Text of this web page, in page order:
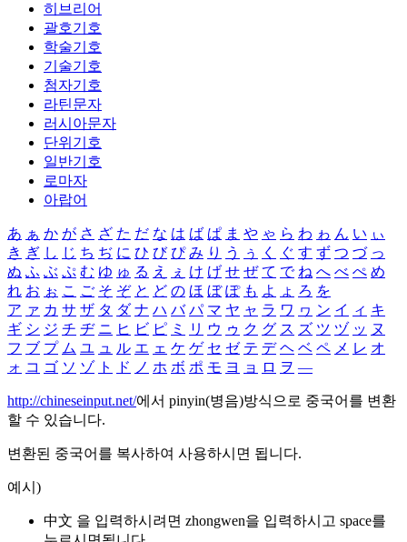
히브리어
괄호기호
학술기호
기술기호
첨자기호
라틴문자
러시아문자
단위기호
일반기호
로마자
아랍어
あ ぁ か が さ ざ た だ な は ば ぱ ま や ゃ ら わ ゎ ん い ぃ
き ぎ し じ ち ぢ に ひ び ぴ み り う ぅ く ぐ す ず つ づ っ
ぬ ふ ぶ ぷ む ゆ ゅ る え ぇ け げ せ ぜ て で ね へ べ ぺ め
れ お ぉ こ ご そ ぞ と ど の ほ ぼ ぽ も よ ょ ろ を
ア ァ カ サ ザ タ ダ ナ ハ バ パ マ ヤ ャ ラ ワ ヮ ン イ ィ キ
ギ シ ジ チ ヂ ニ ヒ ビ ピ ミ リ ウ ゥ ク グ ス ズ ツ ヅ ッ ヌ
フ ブ プ ム ユ ュ ル エ ェ ケ ゲ セ ゼ テ デ ヘ ベ ペ メ レ オ
ォ コ ゴ ソ ゾ ト ド ノ ホ ボ ポ モ ヨ ョ ロ ヲ ―
http://chineseinput.net/에서 pinyin(병음)방식으로 중국어를 변환
할 수 있습니다.
변환된 중국어를 복사하여 사용하시면 됩니다.
예시)
中文 을 입력하시려면 zhongwen을 입력하시고 space를